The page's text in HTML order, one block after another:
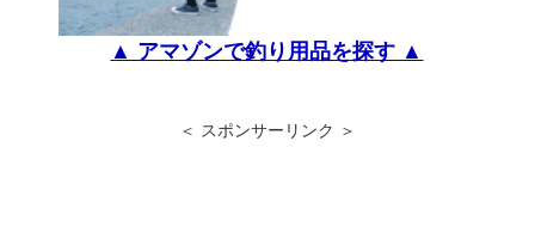
▲ アマゾンで釣り用品を探す ▲
＜ スポンサーリンク ＞